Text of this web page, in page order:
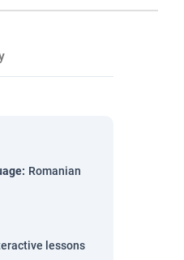
: Romanian
lessons